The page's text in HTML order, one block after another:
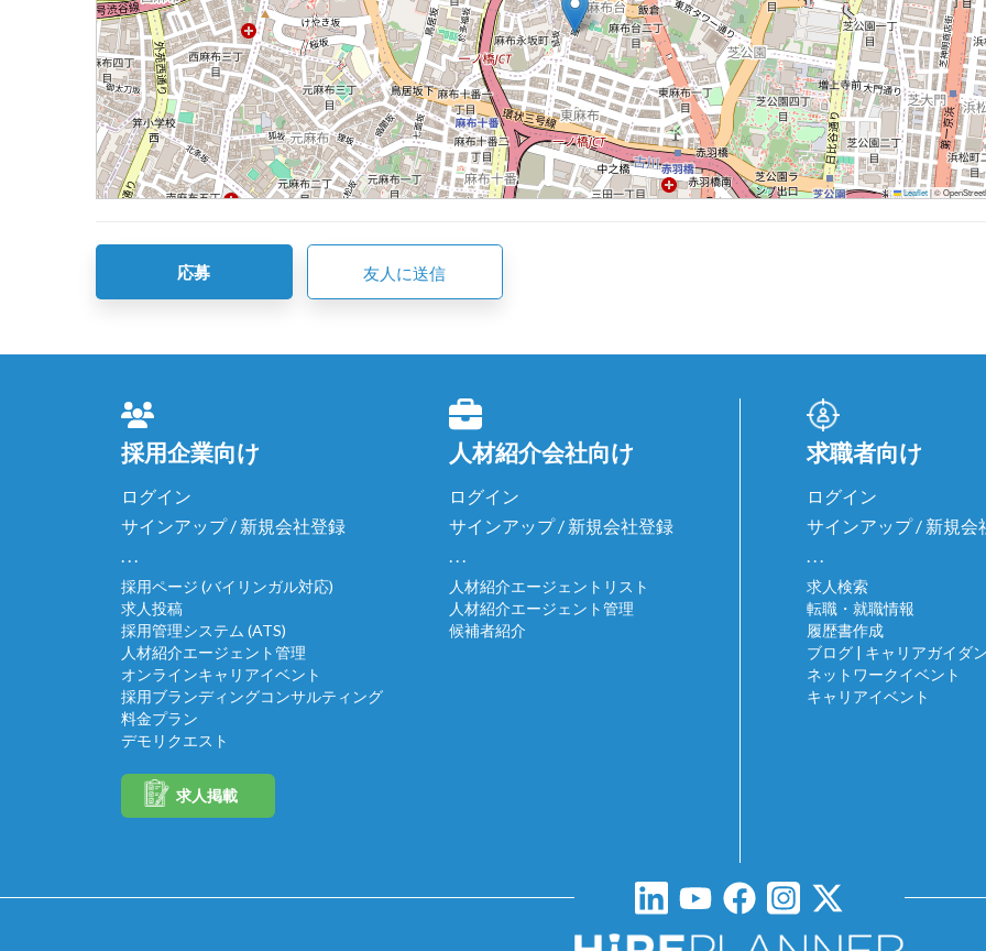
Leaflet|©
応募 友人に送信
採用企業向け
ログイン
サインアップ / 新規会社登録
採用ページ (バイリンガル対応)
求人投稿
採用管理システム (ATS)
人材紹介エージェント管理
オンラインキャリアイベント
採用ブランディングコンサルティング
料金プラン
デモリクエスト
求人掲載
人材紹介会社向け
ログイン
サインアップ / 新規会社登録
人材紹介エージェントリスト
人材紹介エージェント管理
候補者紹介
求職者向け
ログイン
サインアップ / 新規会
求人検索
転職・就職情報
履歴書作成
ブログ | キャリアガイダ
ネットワークイベント
キャリアイベント